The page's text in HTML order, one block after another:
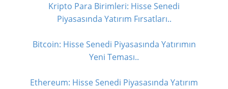
Kripto Para Birimleri: Hisse Senedi
Piyasasında Yatırım Fırsatları..
Bitcoin: Hisse Senedi Piyasasında Yatırımın
Yeni Teması..
Ethereum: Hisse Senedi Piyasasında Yatırım